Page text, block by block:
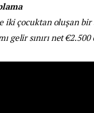
iki çocuktan oluşan
gelir sınırı net